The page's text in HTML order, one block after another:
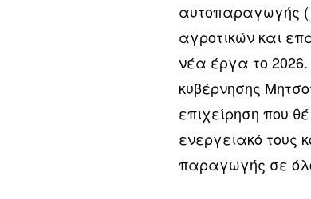
αυτοπαραγωγής (
αγροτικών και
νέα έργα το 2026.
κυβέρνησης
επιχείρηση που
ενεργειακό τους
παραγωγής σε